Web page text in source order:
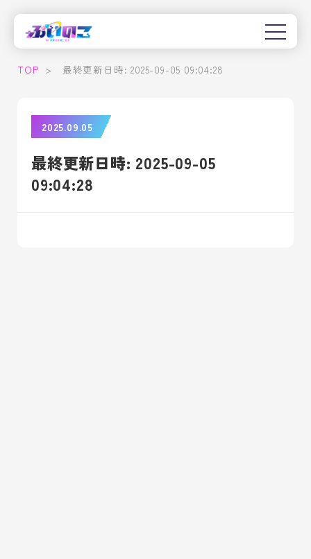
TOP > 最終更新日時: 2025-09-05 09:04:28
2025.09.05
最終更新日時: 2025-09-05
09:04:28